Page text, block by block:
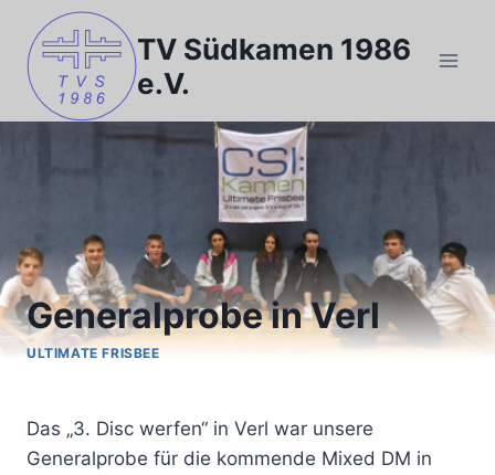
Inhalt
springen
TV Südkamen 1986
e.V.
Generalprobe in Verl
ULTIMATE FRISBEE
Das „3. Disc werfen“ in Verl war unsere
Generalprobe für die kommende Mixed DM in